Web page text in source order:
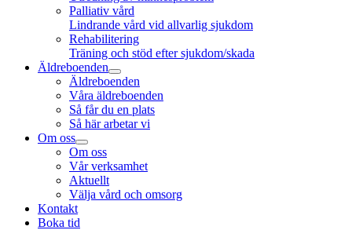
Palliativ vård
Lindrande vård vid allvarlig sjukdom
Rehabilitering
Träning och stöd efter sjukdom/skada
Äldreboenden
Äldreboenden
Våra äldreboenden
Så får du en plats
Så här arbetar vi
Om oss
Om oss
Vår verksamhet
Aktuellt
Välja vård och omsorg
Kontakt
Boka tid